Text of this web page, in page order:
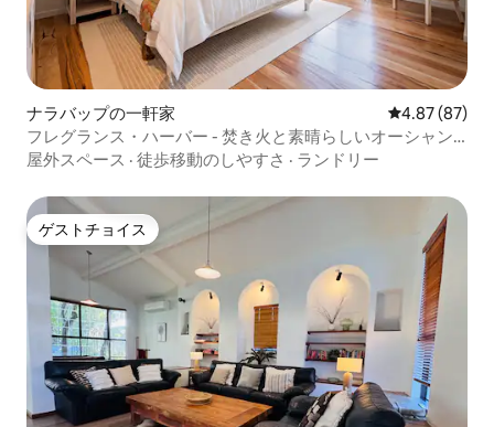
ナラバップの一軒家 レビュー87
4.87 (87)
フレグランス・ハーバー - 焚き火と素晴らしいオーシャン
ビュー
屋外スペース · 徒歩移動のしやすさ · ランドリー
ゲストチョイス
ゲストチョイス